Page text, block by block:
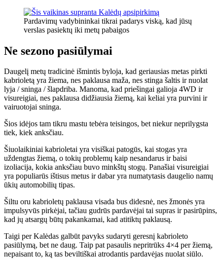
Pardavimų vadybininkai tikrai padarys viską, kad jūsų
verslas pasiektų iki metų pabaigos
Ne sezono pasiūlymai
Daugelį metų tradicinė išmintis byloja, kad geriausias metas pirkti
kabrioletą yra žiema, nes paklausa maža, nes stinga šaltis ir nuolat
lyja / sninga / šlapdriba. Manoma, kad priešingai galioja 4WD ir
visureigiai, nes paklausa didžiausia žiemą, kai keliai yra purvini ir
vairuotojai sninga.
Šios idėjos tam tikru mastu tebėra teisingos, bet niekur neprilygsta
tiek, kiek anksčiau.
Šiuolaikiniai kabrioletai yra visiškai patogūs, kai stogas yra
uždengtas žiemą, o tokių problemų kaip nesandarus ir baisi
izoliacija, kokia anksčiau buvo minkštų stogų. Panašiai visureigiai
yra populiarūs ištisus metus ir dabar yra numatytasis daugelio namų
ūkių automobilių tipas.
Šiltu oru kabrioletų paklausa visada bus didesnė, nes žmonės yra
impulsyvūs pirkėjai, tačiau gudrūs pardavėjai tai supras ir pasirūpins,
kad jų atsargų būtų pakankamai, kad atitiktų paklausą.
Taigi per Kalėdas galbūt pavyks sudaryti geresnį kabrioleto
pasiūlymą, bet ne daug. Taip pat pasaulis nepritrūks 4×4 per žiemą,
nepaisant to, ką tas beviltiškai atrodantis pardavėjas nuolat siūlo.